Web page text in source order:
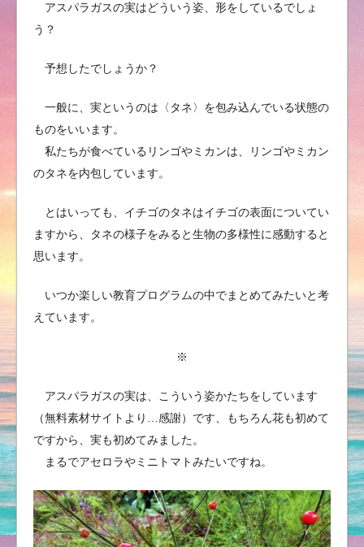
アスパラガスの実はどういう姿、形をしているでしょ
う？
予想したでしょうか？
一般に、実というのは〈タネ〉を包み込んでいる状態の
ものをいいます。
私たちが食べているリンゴやミカンは、リンゴやミカン
のタネを内包しています。
とはいっても、イチゴのタネはイチゴの表面についてい
ますから、タネの様子をみると生物の多様性に感動すると
思います。
いつか楽しい教育プログラムの中でまとめてみたいと考
えています。
※
アスパラガスの実は、こういう姿かたちをしています
（無料素材サイトより…感謝）です、もちろん花も初めて
ですから、実も初めてみました。
まるでアセロラやミニトマトみたいですね。